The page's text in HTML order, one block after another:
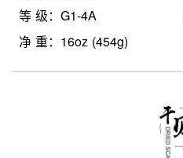
等 级：G1-4A
净 重：16oz (454g)